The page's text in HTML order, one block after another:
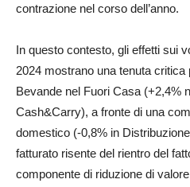
contrazione nel corso dell’anno.
In questo contesto, gli effetti sui
2024 mostrano una tenuta
Bevande nel Fuori Casa (+2,4%
Cash&Carry), a fronte di una
domestico (-0,8% in
fatturato risente del rientro del
componente di riduzione di